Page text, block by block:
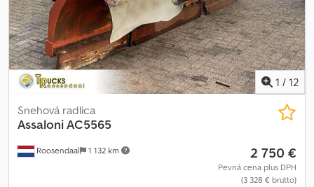
1 / 12
Roosendaal 1 132 km
Snehová radlica
AssaloniAC5565
2 750 €
Pevná cena plus DPH
(3 328 € brutto)